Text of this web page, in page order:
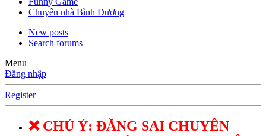
Chuyển nhà Bình Dương
New posts
Search forums
Menu
Đăng nhập
Register
❌ CHÚ Ý: ĐĂNG SAI CHUYÊN